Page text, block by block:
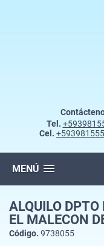
Tel.
Cel.
MENÚ
ALQUILO DPTO
EL MALECON
Código. 9738055